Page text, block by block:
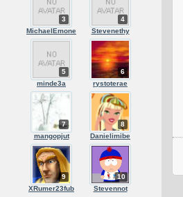
3
MichaelEmone
4
Stevenethy
5
minde3a
6
rystoterae
7
mangopjut
8
Danielimibe
9
XRumer23fub
10
Stevennot